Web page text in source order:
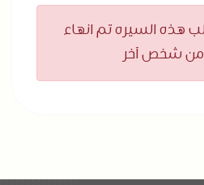
هذه السيره تم انهاء
من شخص آخر